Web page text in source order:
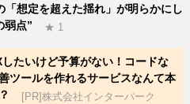
「想定を超えた揺れ」が明らかにし
弱点”
★ 1
たいけど予算がない！コードな
ツールを作れるサービスなんて本
[PR]株式会社インターパーク